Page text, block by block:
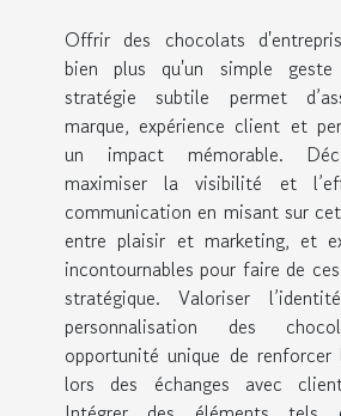
Offrir des chocolats
bien plus qu'un simple geste
stratégie subtile permet
marque, expérience client et
un impact mémorable.
maximiser la visibilité et
communication en misant sur
entre plaisir et marketing, et
incontournables pour faire de
stratégique. Valoriser
personnalisation des
opportunité unique de renforcer
lors des échanges avec